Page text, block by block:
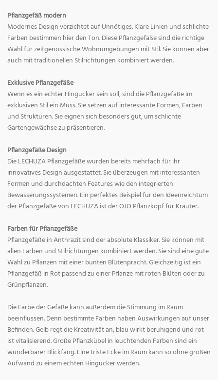
Pflanzgefäß modern
Modernes Design verzichtet auf Unnötiges. Klare Linien und schlichte
Farben bestimmen hier den Ton. Diese Pflanzgefäße sind die richtige
Wahl für zeitgenössische Wohnumgebungen mit Stil. Sie können aber
auch mit traditionellen Stilrichtungen kombiniert werden.
Exklusive Pflanzgefäße
Wenn es ein echter Hingucker sein soll, sind die Pflanzgefäße im
exklusiven Stil ein Muss. Sie setzen auf interessante Formen, Farben
und Strukturen. Sie eignen sich besonders gut, um schlichte
Gartengewächse zu präsentieren.
Pflanzgefäße Design
Die LECHUZA Pflanzgefäße wurden bereits mehrfach für ihr
innovatives Design ausgestattet. Sie überzeugen mit interessanten
Formen und durchdachten Features wie den integrierten
Bewässerungssystemen. Ein perfektes Beispiel für den Ideenreichtum
der Pflanzgefäße von LECHUZA ist der OJO Pflanzkopf für Kräuter.
Farben für Pflanzgefäße
Pflanzgefäße in Anthrazit sind der absolute Klassiker. Sie können mit
allen Farben und Stilrichtungen kombiniert werden. Sie sind eine gute
Wahl zu Pflanzen mit einer bunten Blütenpracht. Gleichzeitig ist ein
Pflanzgefäß in Rot passend zu einer Pflanze mit roten Blüten oder zu
Grünpflanzen.
Die Farbe der Gefäße kann außerdem die Stimmung im Raum
beeinflussen. Denn bestimmte Farben haben Auswirkungen auf unser
Befinden. Gelb regt die Kreativität an, blau wirkt beruhigend und rot
ist vitalisierend. Große Pflanzkübel in leuchtenden Farben sind ein
wunderbarer Blickfang. Eine triste Ecke im Raum kann so ohne großen
Aufwand zu einem echten Hingucker werden.